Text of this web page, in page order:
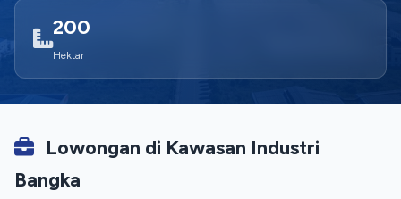
200
Hektar
Lowongan di Kawasan Industri
Bangka
Mulai Percakapan
Kami membalas dengan cepat